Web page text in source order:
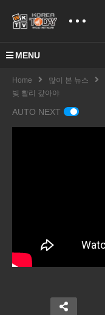
MENU
Home 많이 본 뉴스
빚 빨리 갚아야
AUTO NEXT